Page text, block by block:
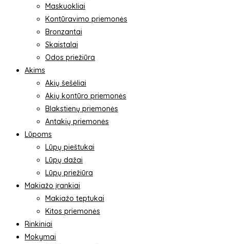
Maskuokliai
Kontūravimo priemonės
Bronzantai
Skaistalai
Odos priežiūra
Akims
Akių šešėliai
Akių kontūro priemonės
Blakstienų priemonės
Antakių priemonės
Lūpoms
Lūpų pieštukai
Lūpų dažai
Lūpų priežiūra
Makiažo įrankiai
Makiažo teptukai
Kitos priemonės
Rinkiniai
Mokymai